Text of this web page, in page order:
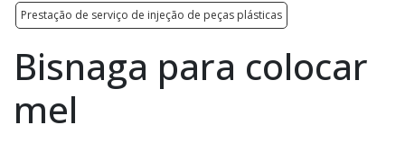
Prestação de serviço de injeção de peças plásticas
Bisnaga para colocar
mel